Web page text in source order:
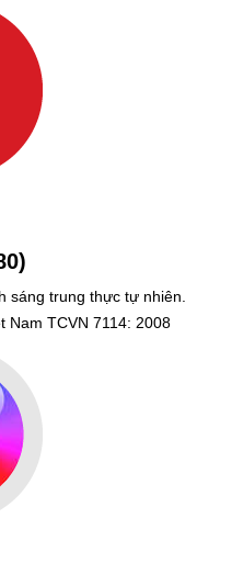
sáng trung thực tự nhiên.
Nam TCVN 7114: 2008